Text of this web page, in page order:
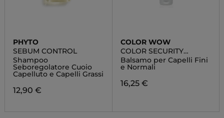
PHYTO
SEBUM CONTROL
Shampoo
Seboregolatore Cuoio
Capelluto e Capelli Grassi
12,90 €
COLOR WOW
COLOR SECURITY
CONDITIONER
Balsamo per Capelli Fini
e Normali
16,25 €